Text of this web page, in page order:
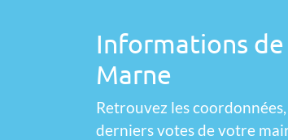
Informations
Marne
Retrouvez les
derniers votes de votre